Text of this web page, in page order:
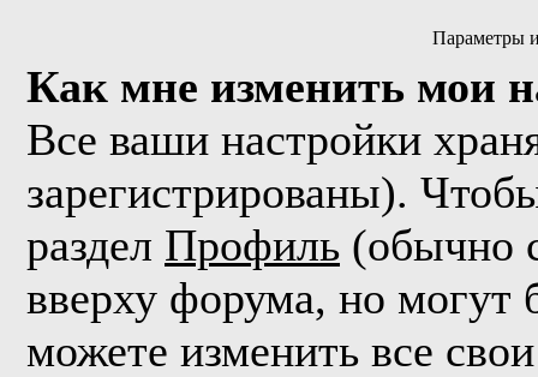
Параметры
Как мне изменить мои
Все ваши настройки
зарегистрированы).
раздел Профиль (обычно
вверху форума, но
можете изменить все